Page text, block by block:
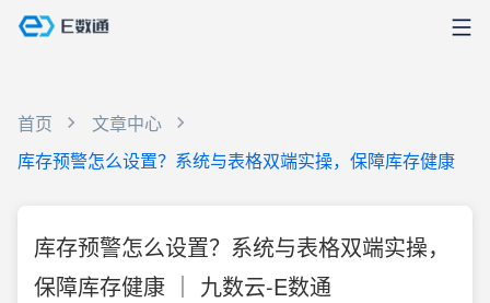
首页
文章中心
库存预警怎么设置？系统与表格双端实操，保障库存健康
库存预警怎么设置？系统与表格双端实操，
保障库存健康 ｜ 九数云-E数通